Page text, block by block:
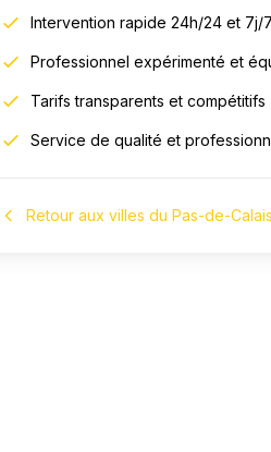
Intervention rapide 24h/24 et 7j/7
Professionnel expérimenté et
Tarifs transparents et compétitifs
Service de qualité et
Retour aux villes du Pas-de-Calais